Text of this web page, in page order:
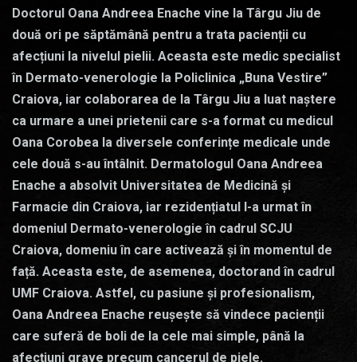
Doctorul Oana Andreea Enache vine la Târgu Jiu de
două ori pe săptămână pentru a trata pacienții cu
afecțiuni la nivelul pielii. Aceasta este medic specialist
în Dermato-venerologie la Policlinica „Buna Vestire”
Craiova, iar colaborarea de la Târgu Jiu a luat naștere
ca urmare a unei prietenii care s-a format cu medicul
Oana Corobea la diversele conferințe medicale unde
cele două s-au întâlnit. Dermatologul Oana Andreea
Enache a absolvit Universitatea de Medicină și
Farmacie din Craiova, iar rezidențiatul l-a urmat în
domeniul Dermato-venerologie în cadrul SCJU
Craiova, domeniu în care activează și în momentul de
față. Aceasta este, de asemenea, doctorand în cadrul
UMF Craiova. Astfel, cu pasiune și profesionalism,
Oana Andreea Enache reușește să vindece pacienții
care suferă de boli de la cele mai simple, până la
afecțiuni grave precum cancerul de piele.